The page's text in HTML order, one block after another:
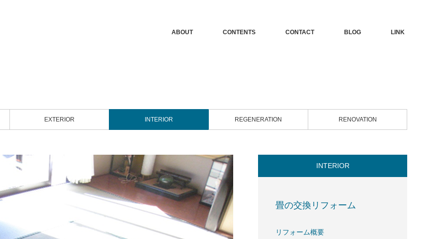
ABOUT CONTENTS CONTACT BLOG LINK
EXTERIOR INTERIOR REGENERATION RENOVATION
INTERIOR
畳の交換リフォーム
リフォーム概要